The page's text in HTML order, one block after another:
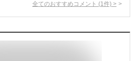
全てのおすすめコメント (1 件) >